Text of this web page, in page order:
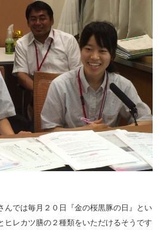
んでは毎月２０日『金の桜黒豚の日』とい
ヒレカツ膳の２種類をいただけるそうです